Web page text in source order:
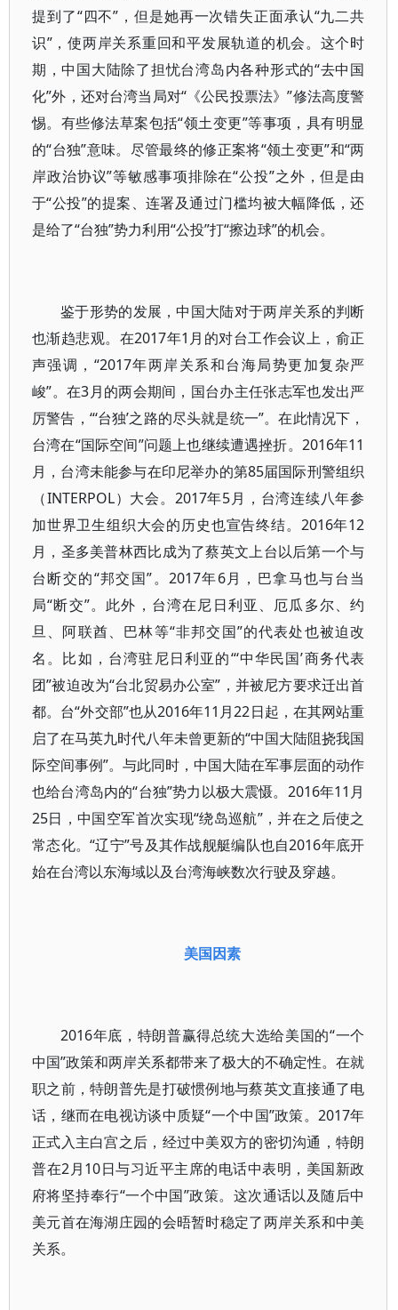
提到了“四不”，但是她再一次错失正面承认“九二共
识”，使两岸关系重回和平发展轨道的机会。这个时
期，中国大陆除了担忧台湾岛内各种形式的“去中国
化”外，还对台湾当局对“《公民投票法》”修法高度警
惕。有些修法草案包括“领土变更”等事项，具有明显
的“台独”意味。尽管最终的修正案将“领土变更”和“两
岸政治协议”等敏感事项排除在“公投”之外，但是由
于“公投”的提案、连署及通过门槛均被大幅降低，还
是给了“台独”势力利用“公投”打“擦边球”的机会。
鉴于形势的发展，中国大陆对于两岸关系的判断
也渐趋悲观。在2017年1月的对台工作会议上，俞正
声强调，“2017年两岸关系和台海局势更加复杂严
峻”。在3月的两会期间，国台办主任张志军也发出严
厉警告，“‘台独’之路的尽头就是统一”。在此情况下，
台湾在“国际空间”问题上也继续遭遇挫折。2016年11
月，台湾未能参与在印尼举办的第85届国际刑警组织
（INTERPOL）大会。2017年5月，台湾连续八年参
加世界卫生组织大会的历史也宣告终结。2016年12
月，圣多美普林西比成为了蔡英文上台以后第一个与
台断交的“邦交国”。2017年6月，巴拿马也与台当
局“断交”。此外，台湾在尼日利亚、厄瓜多尔、约
旦、阿联酋、巴林等“非邦交国”的代表处也被迫改
名。比如，台湾驻尼日利亚的“‘中华民国’商务代表
团”被迫改为“台北贸易办公室”，并被尼方要求迁出首
都。台“外交部”也从2016年11月22日起，在其网站重
启了在马英九时代八年未曾更新的“中国大陆阻挠我国
际空间事例”。与此同时，中国大陆在军事层面的动作
也给台湾岛内的“台独”势力以极大震慑。2016年11月
25日，中国空军首次实现“绕岛巡航”，并在之后使之
常态化。“辽宁”号及其作战舰艇编队也自2016年底开
始在台湾以东海域以及台湾海峡数次行驶及穿越。
美国因素
2016年底，特朗普赢得总统大选给美国的“一个
中国”政策和两岸关系都带来了极大的不确定性。在就
职之前，特朗普先是打破惯例地与蔡英文直接通了电
话，继而在电视访谈中质疑“一个中国”政策。2017年
正式入主白宫之后，经过中美双方的密切沟通，特朗
普在2月10日与习近平主席的电话中表明，美国新政
府将坚持奉行“一个中国”政策。这次通话以及随后中
美元首在海湖庄园的会晤暂时稳定了两岸关系和中美
关系。